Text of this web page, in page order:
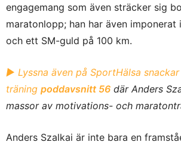
engagemang som även sträcker sig
maratonlopp; han har även imponerat
och ett SM-guld på 100 km.
► Lyssna även på SportHälsa
träning poddavsnitt 56 där Anders
massor av motivations- och
Anders Szalkai är inte bara en